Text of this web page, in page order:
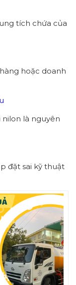
tích chứa của
hoặc doanh
nilon là nguyên
đặt sai kỹ thuật